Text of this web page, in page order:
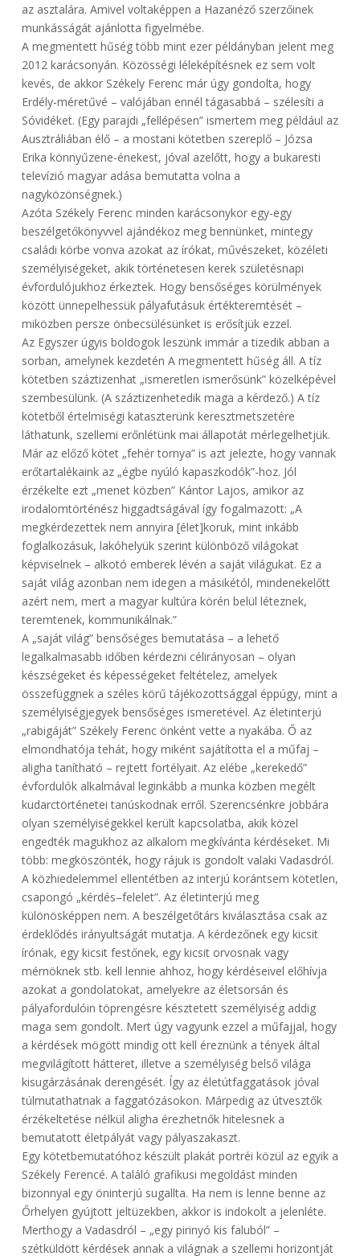
az asztalára. Amivel voltaképpen a Hazanéző szerzőinek
munkásságát ajánlotta figyelmébe.
A megmentett hűség több mint ezer példányban jelent meg
2012 karácsonyán. Közösségi léleképítésnek ez sem volt
kevés, de akkor Székely Ferenc már úgy gondolta, hogy
Erdély-méretűvé – valójában ennél tágasabbá – szélesíti a
Sóvidéket. (Egy parajdi „fellépésen” ismertem meg például az
Ausztráliában élő – a mostani kötetben szereplő – Józsa
Erika könnyűzene-énekest, jóval azelőtt, hogy a bukaresti
televízió magyar adása bemutatta volna a
nagyközönségnek.)
Azóta Székely Ferenc minden karácsonykor egy-egy
beszélgetőkönyvvel ajándékoz meg bennünket, mintegy
családi körbe vonva azokat az írókat, művészeket, közéleti
személyiségeket, akik történetesen kerek születésnapi
évfordulójukhoz érkeztek. Hogy bensőséges körülmények
között ünnepelhessük pályafutásuk értékteremtését –
miközben persze önbecsülésünket is erősítjük ezzel.
Az Egyszer úgyis boldogok leszünk immár a tizedik abban a
sorban, amelynek kezdetén A megmentett hűség áll. A tíz
kötetben száztizenhat „ismeretlen ismerősünk” közelképével
szembesülünk. (A száztizenhetedik maga a kérdező.) A tíz
kötetből értelmiségi kataszterünk keresztmetszetére
láthatunk, szellemi erőnlétünk mai állapotát mérlegelhetjük.
Már az előző kötet „fehér tornya” is azt jelezte, hogy vannak
erőtartalékaink az „égbe nyúló kapaszkodók”-hoz. Jól
érzékelte ezt „menet közben” Kántor Lajos, amikor az
irodalomtörténész higgadtságával így fogalmazott: „A
megkérdezettek nem annyira [élet]koruk, mint inkább
foglalkozásuk, lakóhelyük szerint különböző világokat
képviselnek – alkotó emberek lévén a saját világukat. Ez a
saját világ azonban nem idegen a másikétól, mindenekelőtt
azért nem, mert a magyar kultúra körén belül léteznek,
teremtenek, kommunikálnak.”
A „saját világ” bensőséges bemutatása – a lehető
legalkalmasabb időben kérdezni célirányosan – olyan
készségeket és képességeket feltételez, amelyek
összefüggnek a széles körű tájékozottsággal éppúgy, mint a
személyiségjegyek bensőséges ismeretével. Az életinterjú
„rabigáját” Székely Ferenc önként vette a nyakába. Ő az
elmondhatója tehát, hogy miként sajátította el a műfaj –
aligha tanítható – rejtett fortélyait. Az elébe „kerekedő”
évfordulók alkalmával leginkább a munka közben megélt
kudarctörténetei tanúskodnak erről. Szerencsénkre jobbára
olyan személyiségekkel került kapcsolatba, akik közel
engedték magukhoz az alkalom megkívánta kérdéseket. Mi
több: megköszönték, hogy rájuk is gondolt valaki Vadasdról.
A közhiedelemmel ellentétben az interjú korántsem kötetlen,
csapongó „kérdés–felelet”. Az életinterjú meg
különösképpen nem. A beszélgetőtárs kiválasztása csak az
érdeklődés irányultságát mutatja. A kérdezőnek egy kicsit
írónak, egy kicsit festőnek, egy kicsit orvosnak vagy
mérnöknek stb. kell lennie ahhoz, hogy kérdéseivel előhívja
azokat a gondolatokat, amelyekre az életsorsán és
pályafordulóin töprengésre késztetett személyiség addig
maga sem gondolt. Mert úgy vagyunk ezzel a műfajjal, hogy
a kérdések mögött mindig ott kell éreznünk a tények által
megvilágított hátteret, illetve a személyiség belső világa
kisugárzásának derengését. Így az életútfaggatások jóval
túlmutathatnak a faggatózásokon. Márpedig az útvesztők
érzékeltetése nélkül aligha érezhetnők hitelesnek a
bemutatott életpályát vagy pályaszakaszt.
Egy kötetbemutatóhoz készült plakát portréi közül az egyik a
Székely Ferencé. A találó grafikusi megoldást minden
bizonnyal egy öninterjú sugallta. Ha nem is lenne benne az
Őrhelyen gyújtott jeltüzekben, akkor is indokolt a jelenléte.
Merthogy a Vadasdról – „egy pirinyó kis faluból” –
szétküldött kérdések annak a világnak a szellemi horizontját